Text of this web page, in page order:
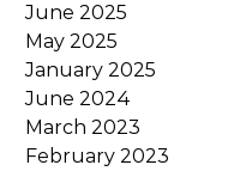
June 2025
May 2025
January 2025
June 2024
March 2023
February 2023